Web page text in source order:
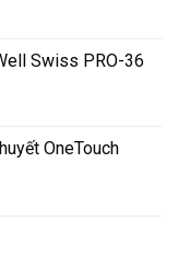
Swiss PRO-36
OneTouch